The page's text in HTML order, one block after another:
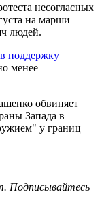
несогласных
на марши
людей.
поддержку
менее
обвиняет
Запада в
у границ
Подписывайтесь